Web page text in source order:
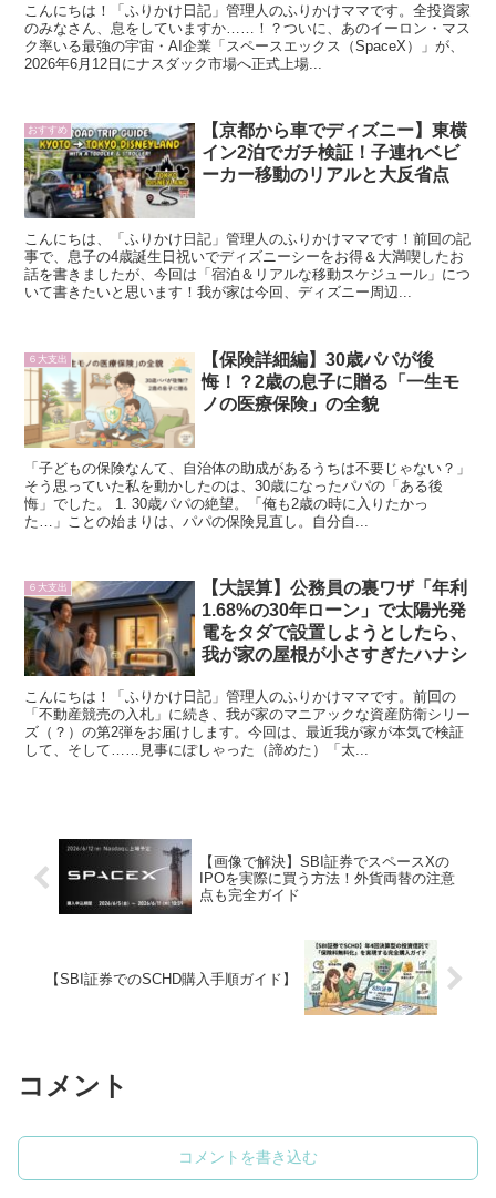
こんにちは！「ふりかけ日記」管理人のふりかけママです。全投資家
のみなさん、息をしていますか……！？ついに、あのイーロン・マス
ク率いる最強の宇宙・AI企業「スペースエックス（SpaceX）」が、
2026年6月12日にナスダック市場へ正式上場...
おすすめ
【京都から車でディズニー】東横
イン2泊でガチ検証！子連れベビ
ーカー移動のリアルと大反省点
こんにちは、「ふりかけ日記」管理人のふりかけママです！前回の記
事で、息子の4歳誕生日祝いでディズニーシーをお得＆大満喫したお
話を書きましたが、今回は「宿泊＆リアルな移動スケジュール」につ
いて書きたいと思います！我が家は今回、ディズニー周辺...
６大支出
【保険詳細編】30歳パパが後
悔！？2歳の息子に贈る「一生モ
ノの医療保険」の全貌
「子どもの保険なんて、自治体の助成があるうちは不要じゃない？」
そう思っていた私を動かしたのは、30歳になったパパの「ある後
悔」でした。 1. 30歳パパの絶望。「俺も2歳の時に入りたかっ
た…」ことの始まりは、パパの保険見直し。自分自...
６大支出
【大誤算】公務員の裏ワザ「年利
1.68%の30年ローン」で太陽光発
電をタダで設置しようとしたら、
我が家の屋根が小さすぎたハナシ
こんにちは！「ふりかけ日記」管理人のふりかけママです。前回の
「不動産競売の入札」に続き、我が家のマニアックな資産防衛シリー
ズ（？）の第2弾をお届けします。今回は、最近我が家が本気で検証
して、そして……見事にぽしゃった（諦めた）「太...
【画像で解決】SBI証券でスペースXの
IPOを実際に買う方法！外貨両替の注意
点も完全ガイド
【SBI証券でのSCHD購入手順ガイド】
コメント
コメントを書き込む